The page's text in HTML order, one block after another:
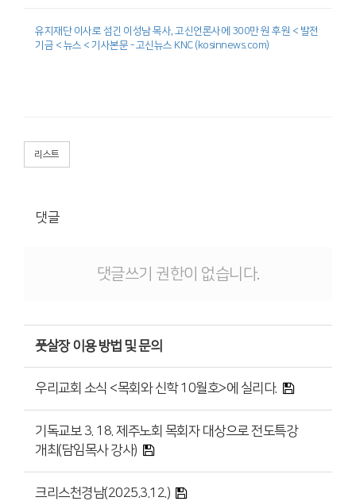
유지재단 이사로 섬긴 이성남 목사, 고신언론사에 300만 원 후원 < 발전
기금 < 뉴스 < 기사본문 - 고신뉴스 KNC (kosinnews.com)
리스트
댓글
댓글쓰기 권한이 없습니다.
풋살장 이용 방법 및 문의
우리교회 소식 <목회와 신학 10월호>에 실리다.
기독교보 3. 18. 제주노회 목회자 대상으로 전도특강
개최(담임목사 강사)
크리스천경남(2025.3.12.)